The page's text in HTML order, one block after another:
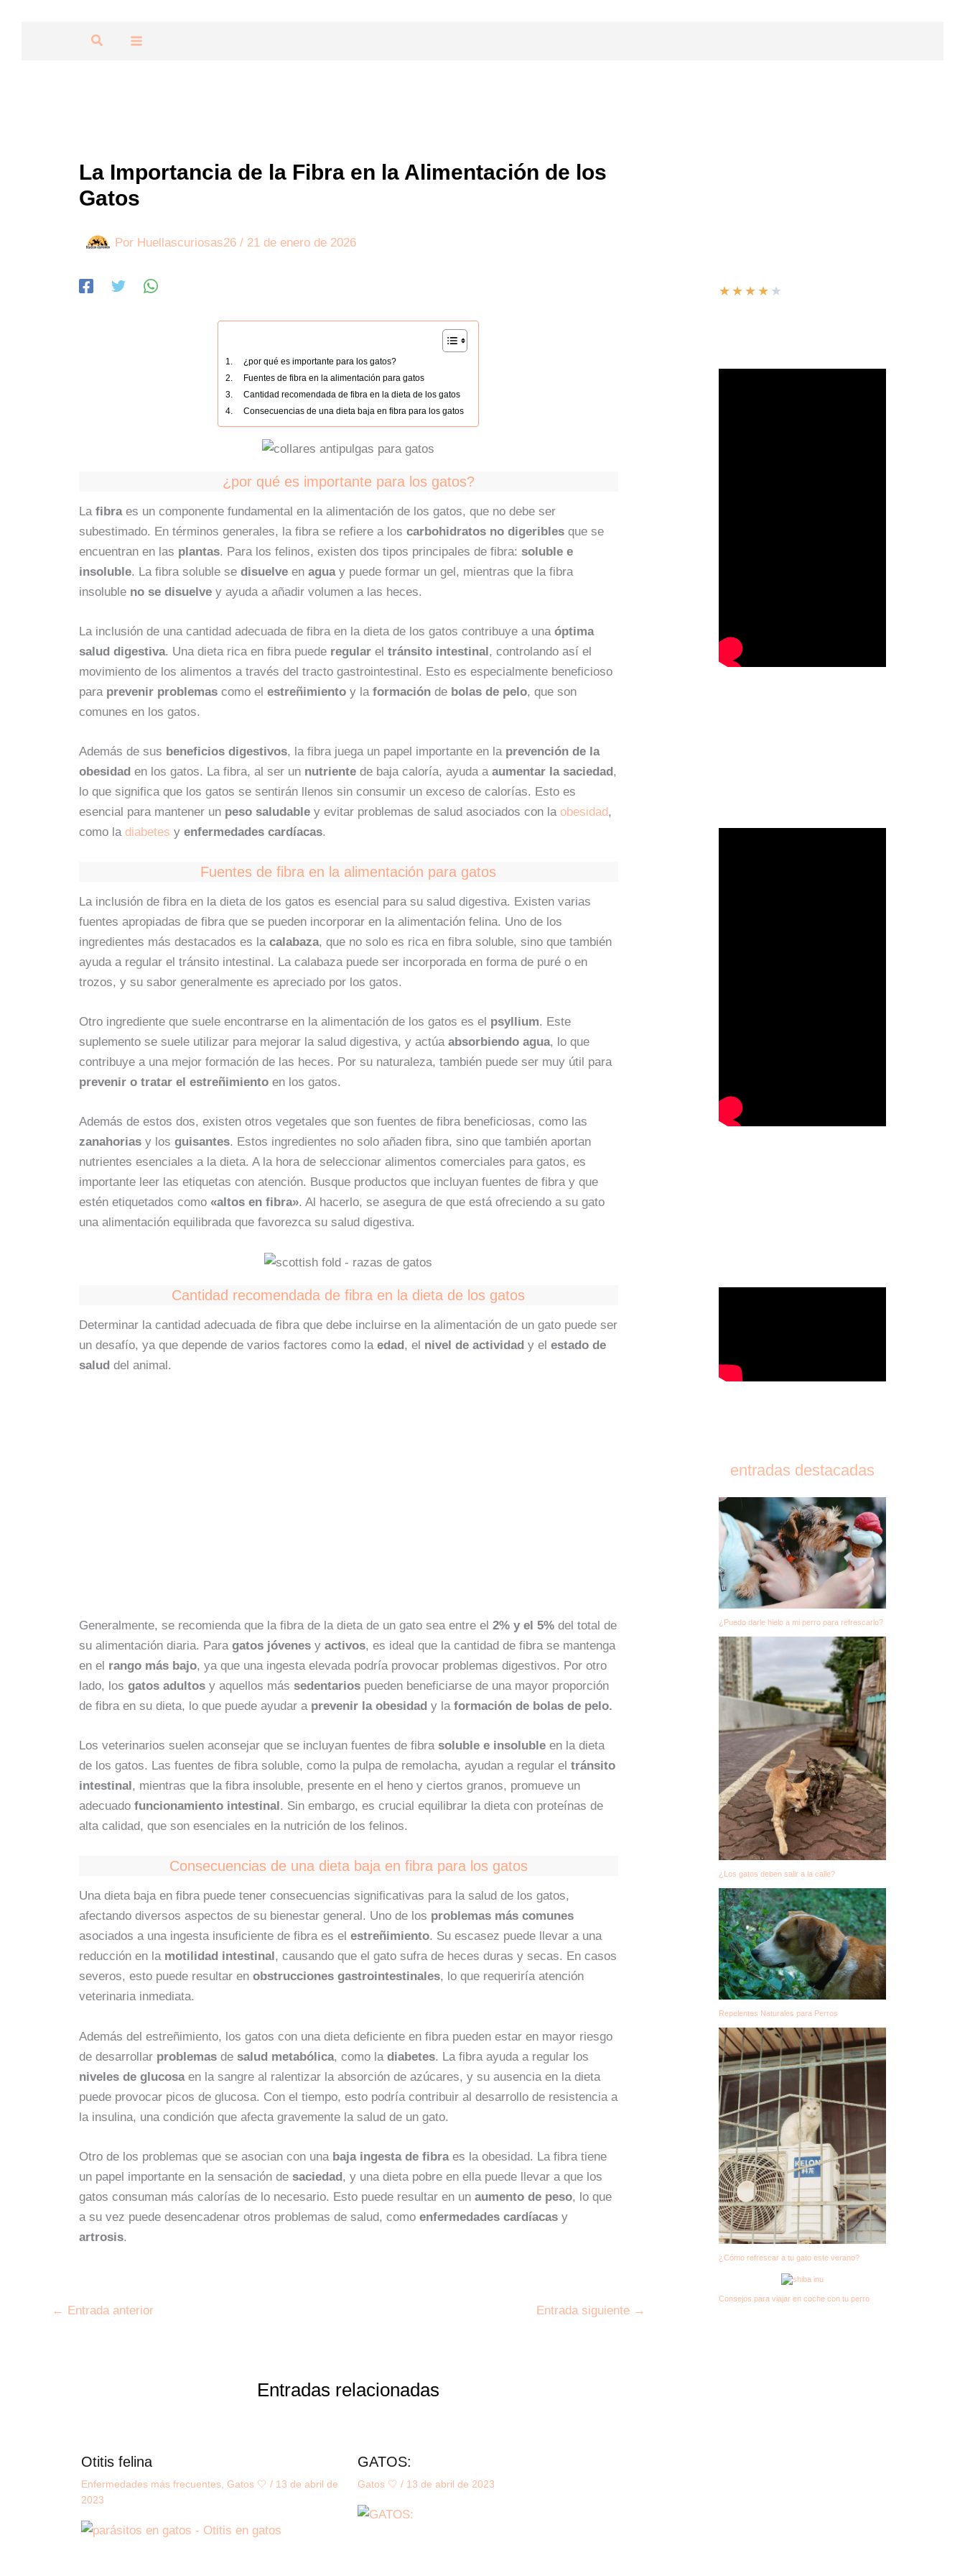
Buscar
La Importancia de la Fibra en la Alimentación de los
Gatos
Por Huellascuriosas26 / 21 de enero de 2026
¿por qué es importante para los gatos?
Fuentes de fibra en la alimentación para gatos
Cantidad recomendada de fibra en la dieta de los gatos
Consecuencias de una dieta baja en fibra para los gatos
¿por qué es importante para los gatos?
La fibra es un componente fundamental en la alimentación de los gatos, que no debe ser
subestimado. En términos generales, la fibra se refiere a los carbohidratos no digeribles que se
encuentran en las plantas. Para los felinos, existen dos tipos principales de fibra: soluble e
insoluble. La fibra soluble se disuelve en agua y puede formar un gel, mientras que la fibra
insoluble no se disuelve y ayuda a añadir volumen a las heces.
La inclusión de una cantidad adecuada de fibra en la dieta de los gatos contribuye a una óptima
salud digestiva. Una dieta rica en fibra puede regular el tránsito intestinal, controlando así el
movimiento de los alimentos a través del tracto gastrointestinal. Esto es especialmente beneficioso
para prevenir problemas como el estreñimiento y la formación de bolas de pelo, que son
comunes en los gatos.
Además de sus beneficios digestivos, la fibra juega un papel importante en la prevención de la
obesidad en los gatos. La fibra, al ser un nutriente de baja caloría, ayuda a aumentar la saciedad,
lo que significa que los gatos se sentirán llenos sin consumir un exceso de calorías. Esto es
esencial para mantener un peso saludable y evitar problemas de salud asociados con la obesidad,
como la diabetes y enfermedades cardíacas.
Fuentes de fibra en la alimentación para gatos
La inclusión de fibra en la dieta de los gatos es esencial para su salud digestiva. Existen varias
fuentes apropiadas de fibra que se pueden incorporar en la alimentación felina. Uno de los
ingredientes más destacados es la calabaza, que no solo es rica en fibra soluble, sino que también
ayuda a regular el tránsito intestinal. La calabaza puede ser incorporada en forma de puré o en
trozos, y su sabor generalmente es apreciado por los gatos.
Otro ingrediente que suele encontrarse en la alimentación de los gatos es el psyllium. Este
suplemento se suele utilizar para mejorar la salud digestiva, y actúa absorbiendo agua, lo que
contribuye a una mejor formación de las heces. Por su naturaleza, también puede ser muy útil para
prevenir o tratar el estreñimiento en los gatos.
Además de estos dos, existen otros vegetales que son fuentes de fibra beneficiosas, como las
zanahorias y los guisantes. Estos ingredientes no solo añaden fibra, sino que también aportan
nutrientes esenciales a la dieta. A la hora de seleccionar alimentos comerciales para gatos, es
importante leer las etiquetas con atención. Busque productos que incluyan fuentes de fibra y que
estén etiquetados como «altos en fibra». Al hacerlo, se asegura de que está ofreciendo a su gato
una alimentación equilibrada que favorezca su salud digestiva.
Cantidad recomendada de fibra en la dieta de los gatos
Determinar la cantidad adecuada de fibra que debe incluirse en la alimentación de un gato puede ser
un desafío, ya que depende de varios factores como la edad, el nivel de actividad y el estado de
salud del animal.
Generalmente, se recomienda que la fibra de la dieta de un gato sea entre el 2% y el 5% del total de
su alimentación diaria. Para gatos jóvenes y activos, es ideal que la cantidad de fibra se mantenga
en el rango más bajo, ya que una ingesta elevada podría provocar problemas digestivos. Por otro
lado, los gatos adultos y aquellos más sedentarios pueden beneficiarse de una mayor proporción
de fibra en su dieta, lo que puede ayudar a prevenir la obesidad y la formación de bolas de pelo.
Los veterinarios suelen aconsejar que se incluyan fuentes de fibra soluble e insoluble en la dieta
de los gatos. Las fuentes de fibra soluble, como la pulpa de remolacha, ayudan a regular el tránsito
intestinal , mientras que la fibra insoluble, presente en el heno y ciertos granos, promueve un
adecuado funcionamiento intestinal . Sin embargo, es crucial equilibrar la dieta con proteínas de
alta calidad, que son esenciales en la nutrición de los felinos.
Consecuencias de una dieta baja en fibra para los gatos
Una dieta baja en fibra puede tener consecuencias significativas para la salud de los gatos,
afectando diversos aspectos de su bienestar general. Uno de los problemas más comunes
asociados a una ingesta insuficiente de fibra es el estreñimiento. Su escasez puede llevar a una
reducción en la motilidad intestinal , causando que el gato sufra de heces duras y secas. En casos
severos, esto puede resultar en obstrucciones gastrointestinales, lo que requeriría atención
veterinaria inmediata.
Además del estreñimiento, los gatos con una dieta deficiente en fibra pueden estar en mayor riesgo
de desarrollar problemas de salud metabólica, como la diabetes. La fibra ayuda a regular los
niveles de glucosaen la sangre al ralentizar la absorción de azúcares, y su ausencia en la dieta
puede provocar picos de glucosa. Con el tiempo, esto podría contribuir al desarrollo de resistencia a
la insulina, una condición que afecta gravemente la salud de un gato.
Otro de los problemas que se asocian con una baja ingesta de fibraes la obesidad. La fibra tiene
un papel importante en la sensación de saciedad, y una dieta pobre en ella puede llevar a que los
gatos consuman más calorías de lo necesario. Esto puede resultar en un aumento de peso, lo que
a su vez puede desencadenar otros problemas de salud, como enfermedades cardíacas y
artrosis.
← Entrada anterior Entrada siguiente →
Entradas relacionadas
Otitis felina
Enfermedades más frecuentes, Gatos 🤍 / 13 de abril de
2023
GATOS:
Gatos 🤍 / 13 de abril de 2023
★ ★ ★ ★ ★
entradas destacadas
¿Puedo darle hielo a mi perro para refrescarlo?
¿Los gatos deben salir a la calle?
Repelentes Naturales para Perros
¿Cómo refrescar a tu gato este verano?
Consejos para viajar en coche con tu perro